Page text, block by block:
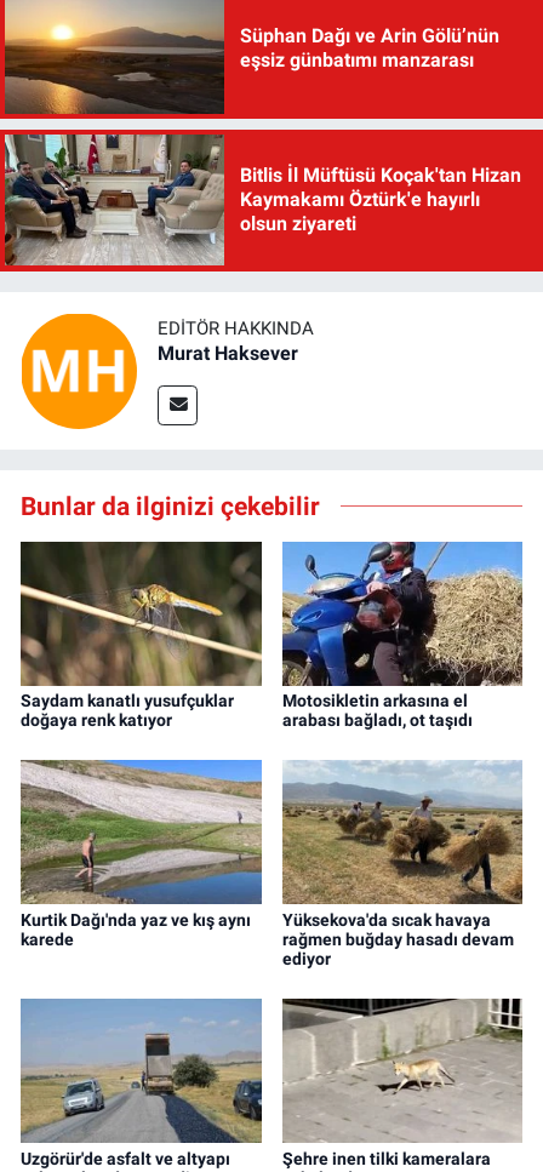
Süphan Dağı ve Arin Gölü’nün
eşsiz günbatımı manzarası
Bitlis İl Müftüsü Koçak'tan Hizan
Kaymakamı Öztürk'e hayırlı
olsun ziyareti
EDITÖR HAKKINDA
Murat Haksever
Bunlar da ilginizi çekebilir
Saydam kanatlı yusufçuklar
doğaya renk katıyor
Motosikletin arkasına el
arabası bağladı, ot taşıdı
Kurtik Dağı'nda yaz ve kış aynı
karede
Yüksekova'da sıcak havaya
rağmen buğday hasadı devam
ediyor
Uzgörür'de asfalt ve altyapı
Şehre inen tilki kameralara